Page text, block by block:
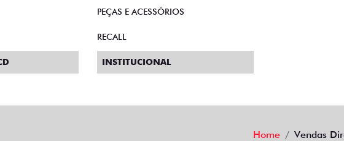
PEÇAS E ACESSÓRIOS
RECALL
INSTITUCIONAL
Home Vendas